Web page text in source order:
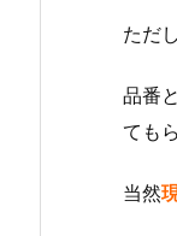
ただ
品番
ても
当然